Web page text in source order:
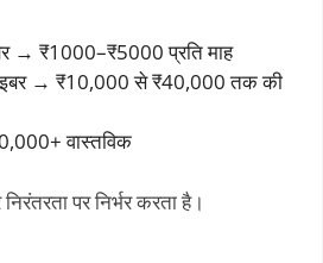
→ ₹1000–₹5000 प्रति माह
→ ₹10,000 से ₹40,000 तक की
वास्तविक
पर निर्भर करता है।